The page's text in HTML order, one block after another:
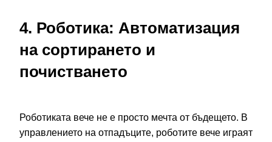
4. Роботика: Автоматизация
на сортирането и
почистването
Роботиката вече не е просто мечта от бъдещето. В
управлението на отпадъците, роботите вече играят